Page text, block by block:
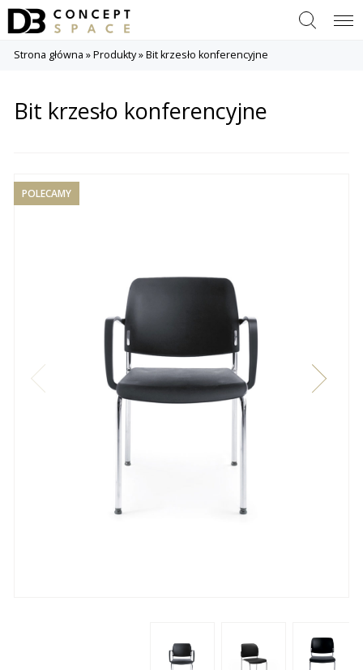
Szukaj Menu
Strona główna »Produkty»Bit krzesło konferencyjne
Bit krzesło konferencyjne
POLECAMY